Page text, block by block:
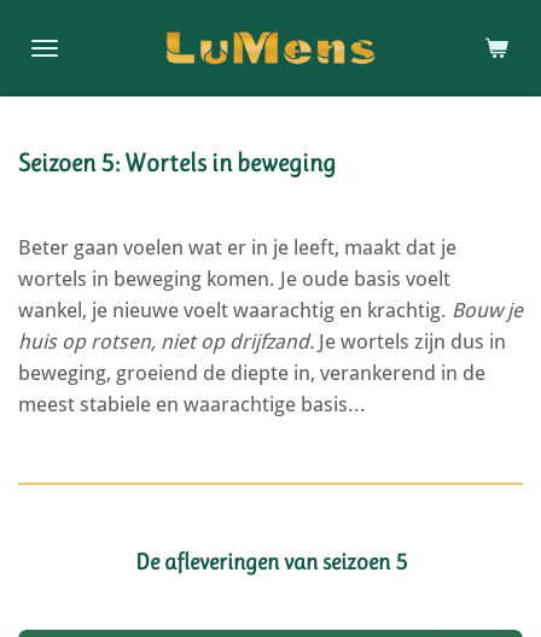
direct
hoofdinhoud
Seizoen 5: Wortels in beweging
Beter gaan voelen wat er in je leeft, maakt dat je
wortels in beweging komen. Je oude basis voelt
wankel, je nieuwe voelt waarachtig en krachtig. Bouw je
huis op rotsen, niet op drijfzand. Je wortels zijn dus in
beweging, groeiend de diepte in, verankerend in de
meest stabiele en waarachtige basis...
De afleveringen van seizoen 5